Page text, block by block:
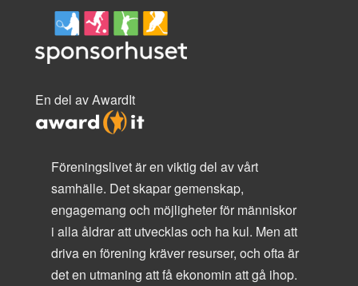
En del av AwardIt
Föreningslivet är en viktig del av vårt
samhälle. Det skapar gemenskap,
engagemang och möjligheter för människor
i alla åldrar att utvecklas och ha kul. Men att
driva en förening kräver resurser, och ofta är
det en utmaning att få ekonomin att gå ihop.